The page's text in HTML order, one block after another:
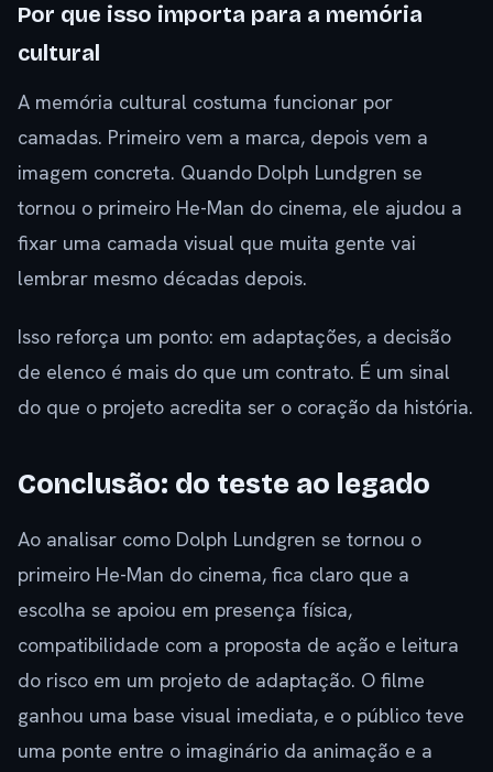
Por que isso importa para a memória
cultural
A memória cultural costuma funcionar por
camadas. Primeiro vem a marca, depois vem a
imagem concreta. Quando Dolph Lundgren se
tornou o primeiro He-Man do cinema, ele ajudou a
fixar uma camada visual que muita gente vai
lembrar mesmo décadas depois.
Isso reforça um ponto: em adaptações, a decisão
de elenco é mais do que um contrato. É um sinal
do que o projeto acredita ser o coração da história.
Conclusão: do teste ao legado
Ao analisar como Dolph Lundgren se tornou o
primeiro He-Man do cinema, fica claro que a
escolha se apoiou em presença física,
compatibilidade com a proposta de ação e leitura
do risco em um projeto de adaptação. O filme
ganhou uma base visual imediata, e o público teve
uma ponte entre o imaginário da animação e a